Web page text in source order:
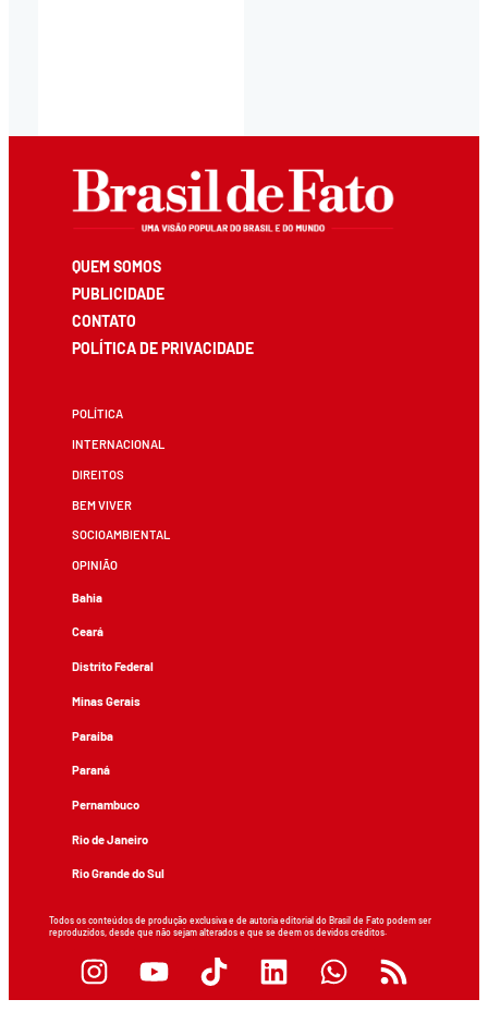
QUEM SOMOS
PUBLICIDADE
CONTATO
POLÍTICA DE PRIVACIDADE
POLÍTICA
INTERNACIONAL
DIREITOS
BEM VIVER
SOCIOAMBIENTAL
OPINIÃO
Bahia
Ceará
Distrito Federal
Minas Gerais
Paraíba
Paraná
Pernambuco
Rio de Janeiro
Rio Grande do Sul
Todos os conteúdos de produção exclusiva e de autoria editorial do Brasil de Fato podem ser
reproduzidos, desde que não sejam alterados e que se deem os devidos créditos.